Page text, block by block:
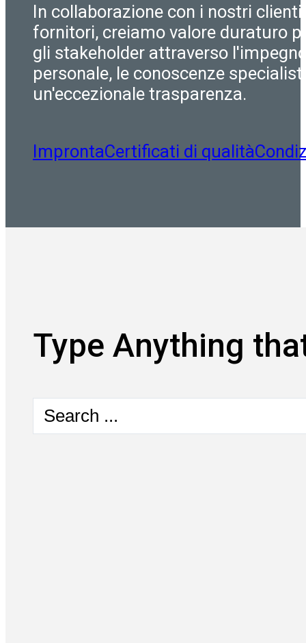
In collaborazione con i nostri clienti
fornitori, creiamo valore duraturo
gli stakeholder attraverso
personale, le conoscenze
un'eccezionale trasparenza.
ImprontaCertificati di qualità
Type Anything
Search
...